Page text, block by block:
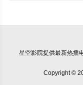
星空影院提供最新热播
Copyright ©